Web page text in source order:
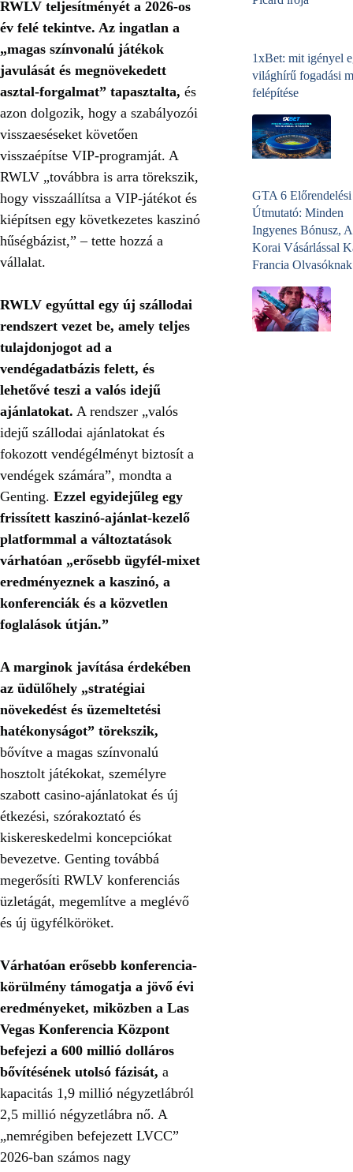
RWLV teljesítményét a 2026-os
év felé tekintve. Az ingatlan a
„magas színvonalú játékok
javulását és megnövekedett
asztal-forgalmat” tapasztalta, és
azon dolgozik, hogy a szabályozói
visszaeséseket követően
visszaépítse VIP-programját. A
RWLV „továbbra is arra törekszik,
hogy visszaállítsa a VIP-játékot és
kiépítsen egy következetes kaszinó
hűségbázist,” – tette hozzá a
vállalat.
RWLV egyúttal egy új szállodai
rendszert vezet be, amely teljes
tulajdonjogot ad a
vendégadatbázis felett, és
lehetővé teszi a valós idejű
ajánlatokat. A rendszer „valós
idejű szállodai ajánlatokat és
fokozott vendégélményt biztosít a
vendégek számára”, mondta a
Genting. Ezzel egyidejűleg egy
frissített kaszinó‑ajánlat-kezelő
platformmal a változtatások
várhatóan „erősebb ügyfél‑mixet
eredményeznek a kaszinó, a
konferenciák és a közvetlen
foglalások útján.”
A marginok javítása érdekében
az üdülőhely „stratégiai
növekedést és üzemeltetési
hatékonyságot” törekszik,
bővítve a magas színvonalú
hosztolt játékokat, személyre
szabott casino‑ajánlatokat és új
étkezési, szórakoztató és
kiskereskedelmi koncepciókat
bevezetve. Genting továbbá
megerősíti RWLV konferenciás
üzletágát, megemlítve a meglévő
és új ügyfélköröket.
Várhatóan erősebb konferencia-
körülmény támogatja a jövő évi
eredményeket, miközben a Las
Vegas Konferencia Központ
befejezi a 600 millió dolláros
bővítésének utolsó fázisát, a
kapacitás 1,9 millió négyzetlábról
2,5 millió négyzetlábra nő. A
„nemrégiben befejezett LVCC”
2026-ban számos nagy
1xBet: mit igényel
világhírű fogadási
felépítése
GTA 6 Előrendelési
Útmutató: Minden
Ingyenes Bónusz,
Korai Vásárlással
Francia Olvasóknak